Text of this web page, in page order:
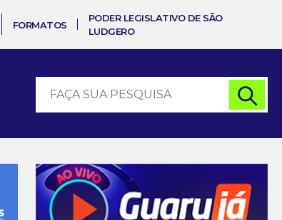
FORMATOS
PODER LEGISLATIVO DE SÃO
LUDGERO